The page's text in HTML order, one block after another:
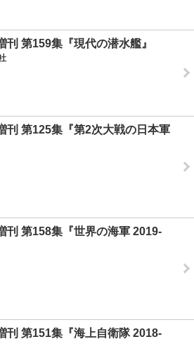
刊 第159集『現代の潜水艦』
刊 第125集『第2次大戦の日本軍
刊 第158集『世界の海軍 2019-
刊 第151集『海上自衛隊 2018-